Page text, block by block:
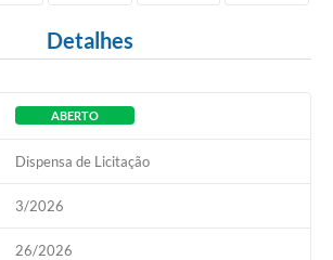
Detalhes
ABERTO
Dispensa de Licitação
3/2026
26/2026